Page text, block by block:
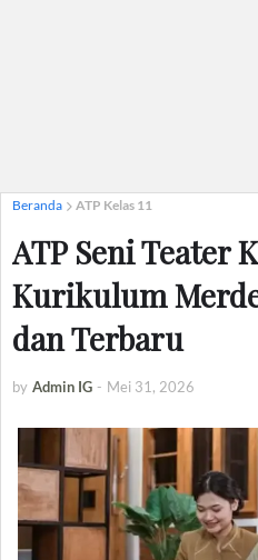
Beranda ATP Kelas 11
ATP Seni Teater
Kurikulum
dan Terbaru
by Admin IG - Mei 31, 2026